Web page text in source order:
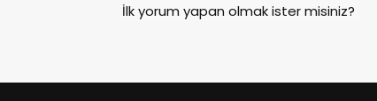
İlk yorum yapan olmak ister misiniz?